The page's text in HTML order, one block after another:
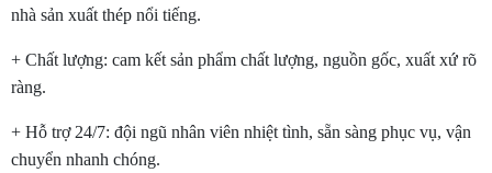
nhà sản xuất thép nổi tiếng.
+ Chất lượng: cam kết sản phẩm chất lượng, nguồn gốc, xuất xứ rõ
ràng.
+ Hỗ trợ 24/7: đội ngũ nhân viên nhiệt tình, sẵn sàng phục vụ, vận
chuyển nhanh chóng.